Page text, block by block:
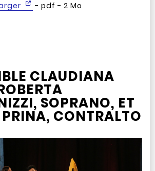
- pdf - 2 Mo
CLAUDIANA
SOPRANO, ET
CONTRALTO